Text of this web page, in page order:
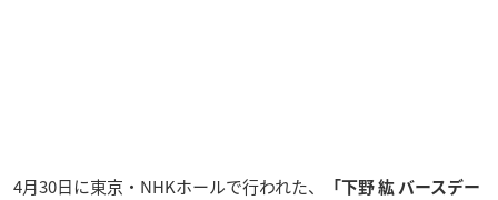
4月30日に東京・NHKホールで行われた、
「下野 紘 バースデー